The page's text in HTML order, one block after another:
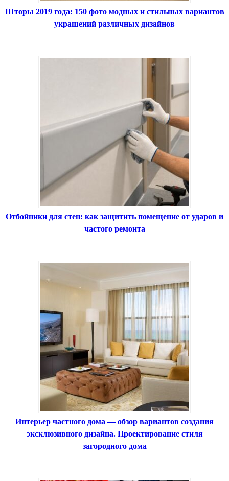
Шторы 2019 года: 150 фото модных и стильных вариантов
украшений различных дизайнов
Отбойники для стен: как защитить помещение от ударов и
частого ремонта
Интерьер частного дома — обзор вариантов создания
эксклюзивного дизайна. Проектирование стиля
загородного дома